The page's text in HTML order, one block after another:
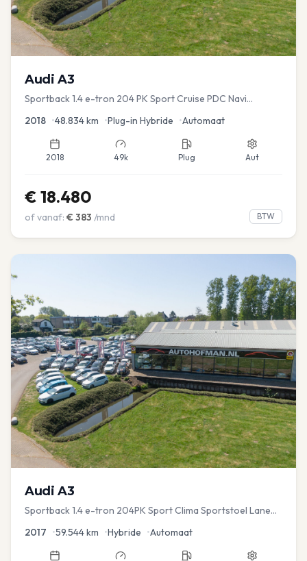
Audi A3
Sportback 1.4 e-tron 204 PK Sport Cruise PDC Navi
2018 •48.834km •Plug-in Hybride •Automaat
2018 49k Plug Aut
€ 18.480
of vanaf: € 383 /mnd BTW
Audi A3
Sportback 1.4 e-tron 204PK Sport Clima Sportstoel Lane
2017 •59.544km •Hybride •Automaat